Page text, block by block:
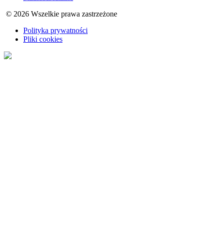
© 2026 Wszelkie prawa zastrzeżone
Polityka prywatności
Pliki cookies